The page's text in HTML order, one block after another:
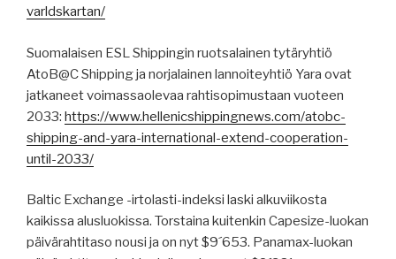
varldskartan/
Suomalaisen ESL Shippingin ruotsalainen tytäryhtiö
AtoB@C Shipping ja norjalainen lannoiteyhtiö Yara ovat
jatkaneet voimassaolevaa rahtisopimustaan vuoteen
2033: https://www.hellenicshippingnews.com/atobc-
shipping-and-yara-international-extend-cooperation-
until-2033/
Baltic Exchange -irtolasti-indeksi laski alkuviikosta
kaikissa alusluokissa. Torstaina kuitenkin Capesize-luokan
päivärahtitaso nousi ja on nyt $9´653. Panamax-luokan